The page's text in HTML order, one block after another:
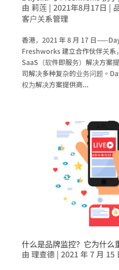
由 莉莲 | 2021年8月17日 |
客户关系管理
香港，2021 年 8 月 17 日
Freshworks 建立合作伙伴关系
SaaS（软件即服务）解决方案
司解决多种复杂的业务问题。
权为解决方案提供商...
什么是品牌监控？它为什么
由 理查德| 2021 年 7 月 15